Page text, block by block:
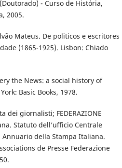
- Curso de História,
2005.
Mateus. De politicos e escritores
(1865-1925). Lisbon: Chiado
the News: a social history of
Basic Books, 1978.
dei giornalisti; FEDERAZIONE
Statuto dell’ufficio Centrale
della Stampa Italiana.
de Presse Federazione